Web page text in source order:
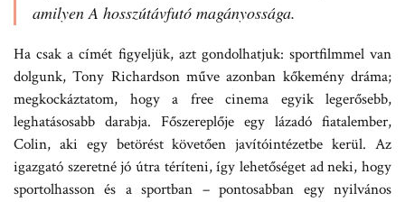
amilyenA hosszútávfutó magányossága.
Ha csak a címét figyeljük, azt gondolhatjuk: sportfilmmel van
dolgunk, Tony Richardson műve azonban kőkemény dráma;
megkockáztatom, hogy a free cinema egyik legerősebb,
leghatásosabb darabja. Főszereplője egy lázadó fiatalember,
Colin, aki egy betörést követően javítóintézetbe kerül. Az
igazgató szeretné jó útra téríteni, így lehetőséget ad neki, hogy
sportolhasson és a sportban – pontosabban egy nyilvános